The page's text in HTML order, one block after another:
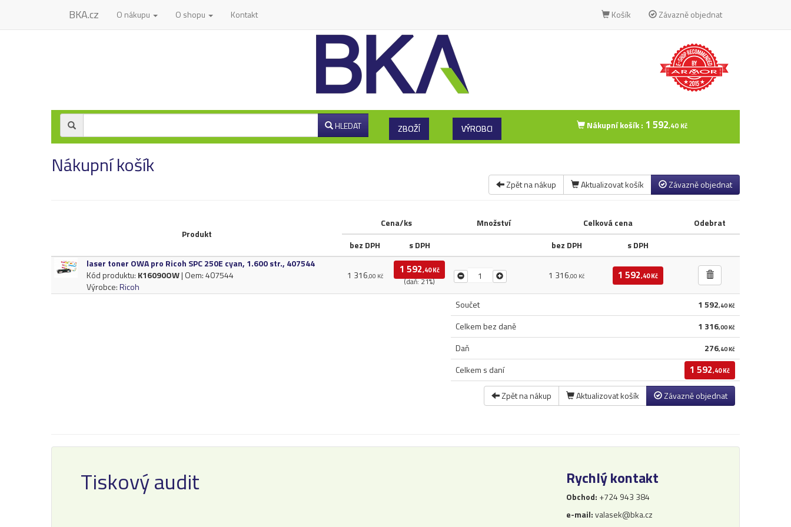
BKA.cz O nákupu O shopu Kontakt Košík Závazně objednat
HLEDAT ZBOŽÍ VÝROBCI Nákupní košík : 1 592,40 Kč
Nákupní košík
Zpět na nákup Aktualizovat košík Závazně objednat
Produkt
Cena/ks Množství Celková cena
Odebrat
bez DPH
s DPH bez DPH
s DPH
laser toner OWA pro Ricoh SPC 250E cyan,​ 1.​600 str.​,​ 407544
Kód produktu: K16090OW| Oem: 407544
Výrobce:Ricoh
1 316,00 Kč
1 592,40 Kč
(daň: 21%)
1 316,00 Kč 1 592,40 Kč
Součet 1 592,40 Kč
Celkem bez daně 1 316,00 Kč
Daň 276,40 Kč
Celkem s daní 1 592,40 Kč
Zpět na nákup Aktualizovat košík Závazně objednat
Tiskový audit Rychlý kontakt
Obchod: +724 943 384
e-mail:valasek@bka.cz